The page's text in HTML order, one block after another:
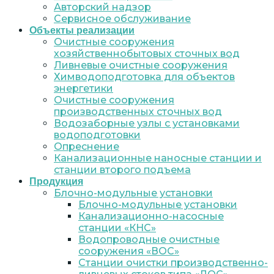
Авторский надзор
Сервисное обслуживание
Объекты реализации
Очистные сооружения
хозяйственнобытовых сточных вод
Ливневые очистные сооружения
Химводоподготовка для объектов
энергетики
Очистные сооружения
производственных сточных вод
Водозаборные узлы с установками
водоподготовки
Опреснение
Канализационные наносные станции и
станции второго подъема
Продукция
Блочно-модульные установки
Блочно-модульные установки
Канализационно-насосные
станции «КНС»
Водопроводные очистные
сооружения «ВОС»
Станции очистки производственно-